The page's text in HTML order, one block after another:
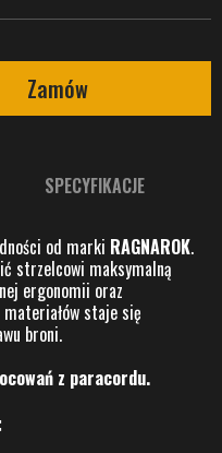
Zamów
SPECYFIKACJE
od marki RAGNAROK.
strzelcowi maksymalną
ergonomii oraz
staje się
broni.
z paracordu.